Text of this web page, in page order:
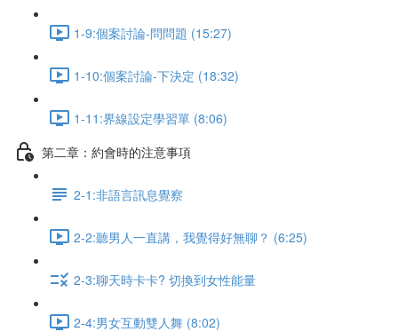
1-9:個案討論-問問題 (15:27)
1-10:個案討論-下決定 (18:32)
1-11:界線設定學習單 (8:06)
第二章：約會時的注意事項
2-1:非語言訊息覺察
2-2:聽男人一直講，我覺得好無聊？ (6:25)
2-3:聊天時卡卡? 切換到女性能量
2-4:男女互動雙人舞 (8:02)